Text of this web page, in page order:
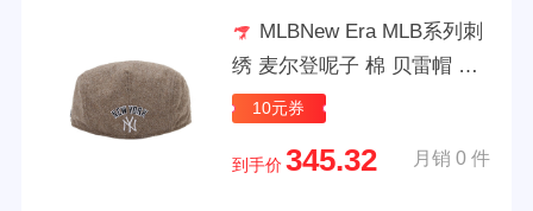
MLBNew Era MLB系列刺
绣 麦尔登呢子 棉 贝雷帽 男
女同款情侣款 默认 S
10元券
到手价 345.32 月销 0 件